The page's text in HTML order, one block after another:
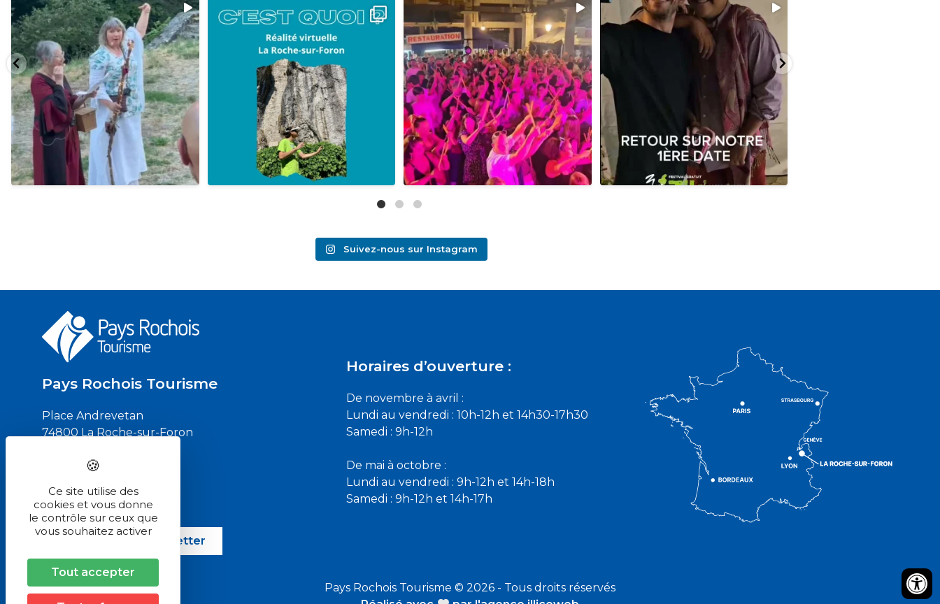
Retour en images sur notre première visite ...
25 0
Voyage dans le temps en réalité virtuelle 🕶
9 3
Vous étiez à la deuxième date de Zik`en Ville ?
17 1
Retour sur cette première soirée de la
...
Suivez-nous sur Instagram
Pays Rochois Tourisme
Place Andrevetan
74800 La Roche-sur-Foron
04 50 03 36 68
Contactez-nous
S'inscrire à la newsletter
Horaires d’ouverture :
De novembre à avril :
Lundi au vendredi : 10h-12h et 14h30-17h30
Samedi : 9h-12h
De mai à octobre :
Lundi au vendredi : 9h-12h et 14h-18h
Samedi : 9h-12h et 14h-17h
Pays Rochois Tourisme © 2026 - Tous droits réservés
Ce site utilise des
cookies et vous donne
le contrôle sur ceux que
vous souhaitez activer
Tout accepter